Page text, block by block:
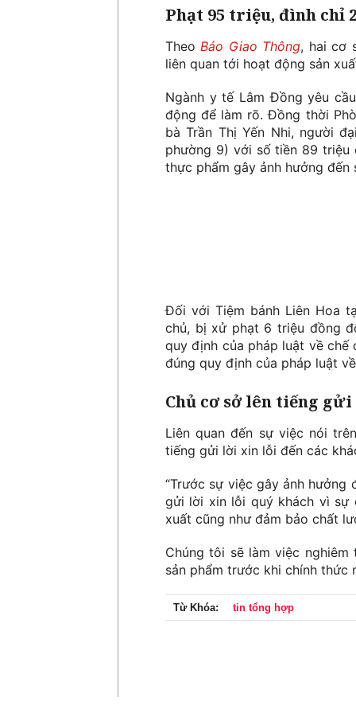
Phạt 95 triệu, đình chỉ
TheoBáo Giao Thông, hai cơ
liên quan tới hoạt động sản
Ngành y tế Lâm Đồng yêu
động để làm rõ. Đồng thời
bà Trần Thị Yến Nhi, người
phường 9) với số tiền 89 triệu
thực phẩm gây ảnh hưởng đến
Đối với Tiệm bánh Liên Hoa
chủ, bị xử phạt 6 triệu đồng
quy định của pháp luật về
đúng quy định của pháp luật
Chủ cơ sở lên tiếng
Liên quan đến sự việc nói
tiếng gửi lời xin lỗi đến các
“Trước sự việc gây ảnh hưởng
gửi lời xin lỗi quý khách vì sự
xuất cũng như đảm bảo chất
Chúng tôi sẽ làm việc
sản phẩm trước khi chính thức
Từ Khóa: tin tổng hợp